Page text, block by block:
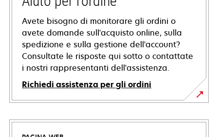
Avete bisogno di monitorare gli ordini o
avete domande sull'acquisto online, sulla
spedizione e sulla gestione dell'account?
Consultate le risposte qui sotto o contattate
i nostri rappresentanti dell'assistenza.
Richiedi assistenza per gli ordini